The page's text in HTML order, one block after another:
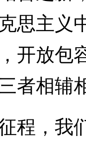
思主义
开放包
者相辅
，我